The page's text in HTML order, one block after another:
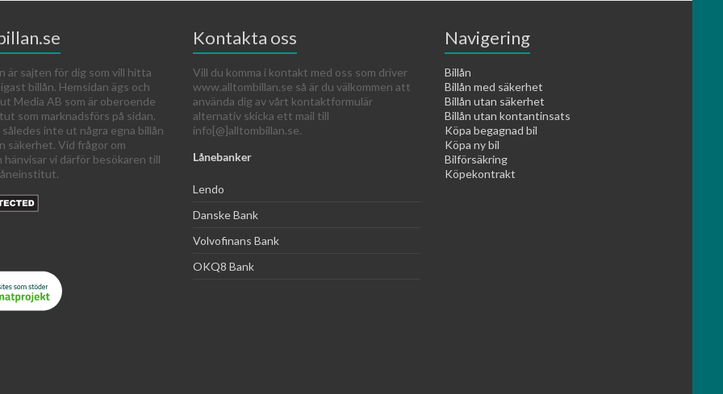
är sajten för dig som vill hitta
billån. Hemsidan ägs och
Media AB som är oberoende
som marknadsförs på sidan.
inte ut några egna billån
säkerhet. Vid frågor om
hänvisar vi därför besökaren till
Kontakta oss
Vill du komma i kontakt med oss som driver
www.alltombillan.se så är du välkommen att
använda dig av vårt kontaktformulär
alternativ skicka ett mail till
info[@]alltombillan.se.
Lånebanker
Lendo
Danske Bank
Volvofinans Bank
OKQ8 Bank
Navigering
Billån
Billån med säkerhet
Billån utan säkerhet
Billån utan kontantinsats
Köpa begagnad bil
Köpa ny bil
Bilförsäkring
Köpekontrakt